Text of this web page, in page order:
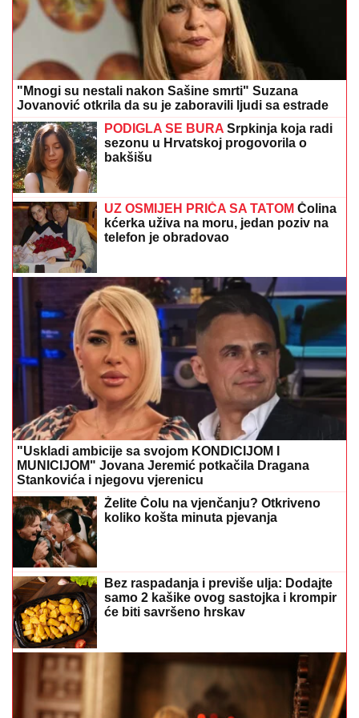
"Mnogi su nestali nakon Sašine smrti" Suzana
Jovanović otkrila da su je zaboravili ljudi sa estrade
PODIGLA SE BURA Srpkinja koja radi
sezonu u Hrvatskoj progovorila o
bakšišu
UZ OSMIJEH PRIČA SA TATOM Čolina
kćerka uživa na moru, jedan poziv na
telefon je obradovao
"Uskladi ambicije sa svojom KONDICIJOM I
MUNICIJOM" Jovana Jeremić potkačila Dragana
Stankovića i njegovu vjerenicu
Želite Čolu na vjenčanju? Otkriveno
koliko košta minuta pjevanja
Bez raspadanja i previše ulja: Dodajte
samo 2 kašike ovog sastojka i krompir
će biti savršeno hrskav